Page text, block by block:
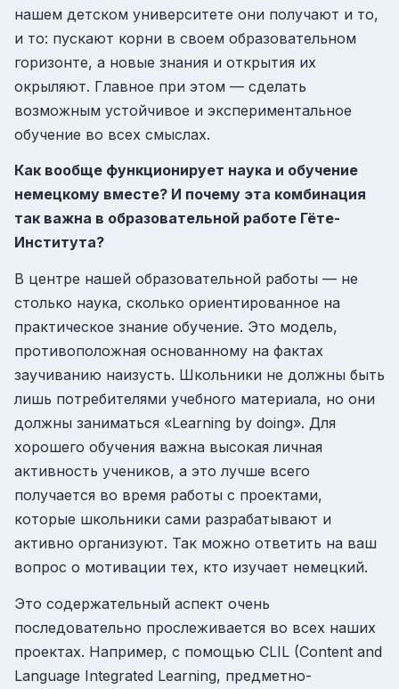
нашем детском университете они получают и то,
и то: пускают корни в своем образовательном
горизонте, а новые знания и открытия их
окрыляют. Главное при этом — сделать
возможным устойчивое и экспериментальное
обучение во всех смыслах.
Как вообще функционирует наука и обучение
немецкому вместе? И почему эта комбинация
так важна в образовательной работе Гёте-
Института?
В центре нашей образовательной работы — не
столько наука, сколько ориентированное на
практическое знание обучение. Это модель,
противоположная основанному на фактах
заучиванию наизусть. Школьники не должны быть
лишь потребителями учебного материала, но они
должны заниматься «Learning by doing». Для
хорошего обучения важна высокая личная
активность учеников, а это лучше всего
получается во время работы с проектами,
которые школьники сами разрабатывают и
активно организуют. Так можно ответить на ваш
вопрос о мотивации тех, кто изучает немецкий.
Это содержательный аспект очень
последовательно прослеживается во всех наших
проектах. Например, с помощью CLIL (Content and
Language Integrated Learning, предметно-